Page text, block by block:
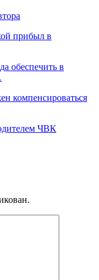
прибыл в
обеспечить в
компенсироваться
ЧВК